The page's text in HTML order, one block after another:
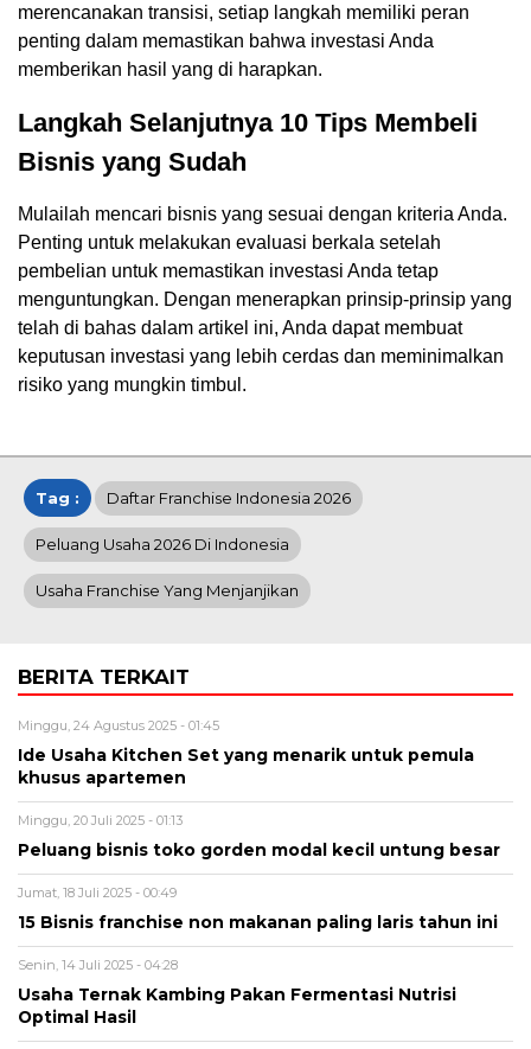
merencanakan transisi, setiap langkah memiliki peran
penting dalam memastikan bahwa investasi Anda
memberikan hasil yang di harapkan.
Langkah Selanjutnya 10 Tips Membeli
Bisnis yang Sudah
Mulailah mencari bisnis yang sesuai dengan kriteria Anda.
Penting untuk melakukan evaluasi berkala setelah
pembelian untuk memastikan investasi Anda tetap
menguntungkan. Dengan menerapkan prinsip-prinsip yang
telah di bahas dalam artikel ini, Anda dapat membuat
keputusan investasi yang lebih cerdas dan meminimalkan
risiko yang mungkin timbul.
Tag : Daftar Franchise Indonesia 2026
Peluang Usaha 2026 Di Indonesia
Usaha Franchise Yang Menjanjikan
BERITA TERKAIT
Minggu, 24 Agustus 2025 - 01:45
Ide Usaha Kitchen Set yang menarik untuk pemula
khusus apartemen
Minggu, 20 Juli 2025 - 01:13
Peluang bisnis toko gorden modal kecil untung besar
Jumat, 18 Juli 2025 - 00:49
15 Bisnis franchise non makanan paling laris tahun ini
Senin, 14 Juli 2025 - 04:28
Usaha Ternak Kambing Pakan Fermentasi Nutrisi
Optimal Hasil